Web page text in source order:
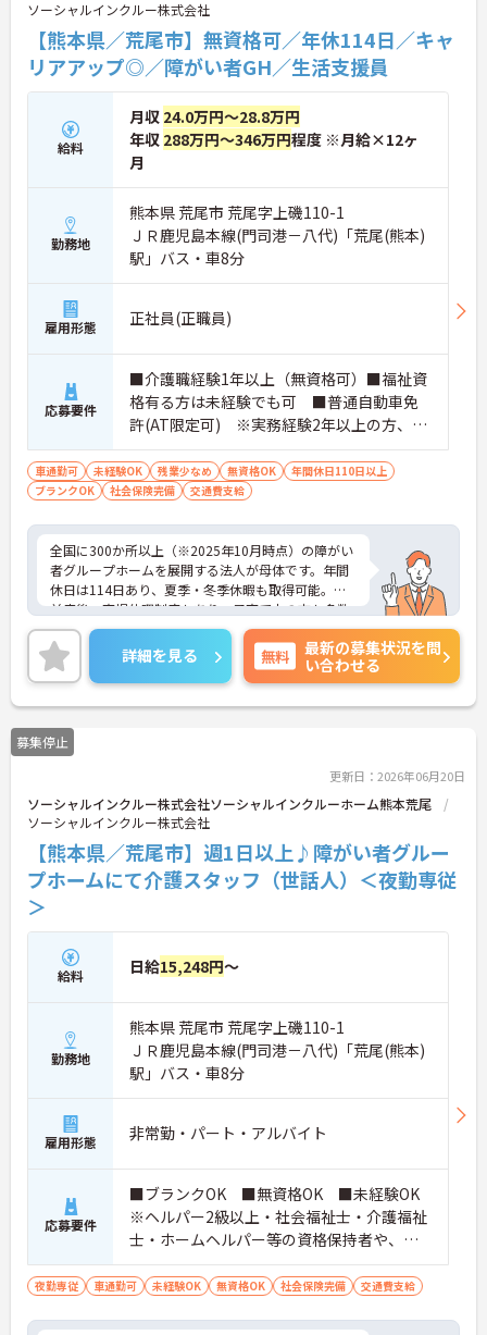
ソーシャルインクルー株式会社
【熊本県／荒尾市】無資格可／年休114日／キャ
リアアップ◎／障がい者GH／生活支援員
給料
月収 24.0万円～28.8万円
年収 288万円～346万円程度 ※月給×12ヶ
月
勤務地
熊本県 荒尾市 荒尾字上磯110-1
ＪＲ鹿児島本線(門司港－八代)「荒尾(熊本)
駅」バス・車8分
雇用形態 正社員(正職員)
応募要件
■介護職経験1年以上（無資格可）■福祉資
格有る方は未経験でも可 ■普通自動車免
許(AT限定可) ※実務経験2年以上の方、障
がい者福祉に関する経験をお持ちの方大歓
迎
車通勤可 未経験OK 残業少なめ 無資格OK
年間休日110日以上
ブランクOK
社会保険完備 交通費支給
全国に300か所以上（※2025年10月時点）の障がい
者グループホームを展開する法人が母体です。年間
休日は114日あり、夏季・冬季休暇も取得可能。産
前産後・育児休暇制度もあり、子育て中の方も多数
活躍中で、ワークライフバランスを大切にしながら
働ける環境が整っています。研修制度や外部勉強会
の受講支援もあり、スキルアップもしっかりサポー
ト。将来的には管理者やエリアマネージャーへのキ
ャリアアップも目指せます。20代から60代まで幅広
い年代のスタッフが活躍しており、和やかな雰囲気
の職場です。介護経験を活かしたい方、福祉の資格
★おすすめPOINT★
・生活支援員からスタートし、サービス管理責任者
やエリアマネージャーへと続く明確なステップアッ
プの道筋が用意されています。急成長中の企業であ
・年間休日114日、残業月平均10時間程度という就
業環境に加え、産前産後休暇や育児休暇制度がしっ
かりと整備されています。オンとオフの切り替えを
明確にし、心身ともに充実した状態で長くご活躍い
ただけます。
・グループホーム一棟あたりの入居者様20名定員を
常時2～4名のスタッフで支援、国基準を上回る人員
配置や夜間複数名体制が敷かれているため、業務に
追われることなくご利用者様のペースに合わせたサ
ポートが可能です。施設も専用設計で働きやすく、
詳細を見る 無料
最新の募集状況を問
い合わせる
募集停止
更新日：2026年06月20日
ソーシャルインクルー株式会社ソーシャルインクルーホーム熊本荒尾
ソーシャルインクルー株式会社
【熊本県／荒尾市】週1日以上♪障がい者グルー
プホームにて介護スタッフ（世話人）＜夜勤専従
＞
給料 日給15,248円～
勤務地
熊本県 荒尾市 荒尾字上磯110-1
ＪＲ鹿児島本線(門司港－八代)「荒尾(熊本)
駅」バス・車8分
雇用形態 非常勤・パート・アルバイト
応募要件
■ブランクOK ■無資格OK ■未経験OK
※ヘルパー2級以上・社会福祉士・介護福祉
士・ホームヘルパー等の資格保持者や、福
祉系業務経験者、障害者支援施設経験者、
生活支援員、障害者支援員、就労支援員、
夜勤専従 車通勤可 未経験OK 無資格OK 社会保険完備 交通費支給